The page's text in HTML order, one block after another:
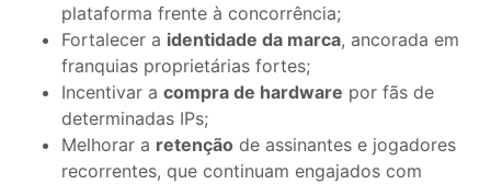
plataforma frente à concorrência;
Fortalecer a identidade da marca, ancorada em
franquias proprietárias fortes;
Incentivar a compra de hardware por fãs de
determinadas IPs;
Melhorar a retenção de assinantes e jogadores
recorrentes, que continuam engajados com